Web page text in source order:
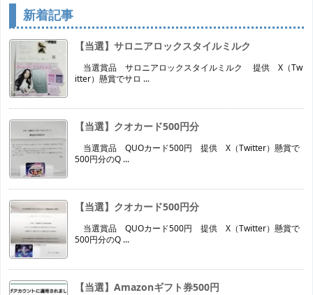
新着記事
【当選】サロニアロックスタイルミルク
当選賞品 サロニアロックスタイルミルク 提供 X（Tw
itter）懸賞でサロ ...
【当選】クオカード500円分
当選賞品 QUOカード500円 提供 X（Twitter）懸賞で
500円分のQ ...
【当選】クオカード500円分
当選賞品 QUOカード500円 提供 X（Twitter）懸賞で
500円分のQ ...
【当選】Amazonギフト券500円